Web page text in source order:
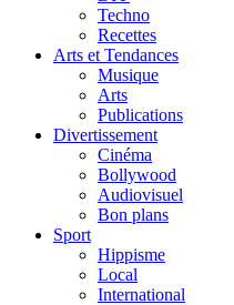
Techno
Recettes
Arts et Tendances
Musique
Arts
Publications
Divertissement
Cinéma
Bollywood
Audiovisuel
Bon plans
Sport
Hippisme
Local
International